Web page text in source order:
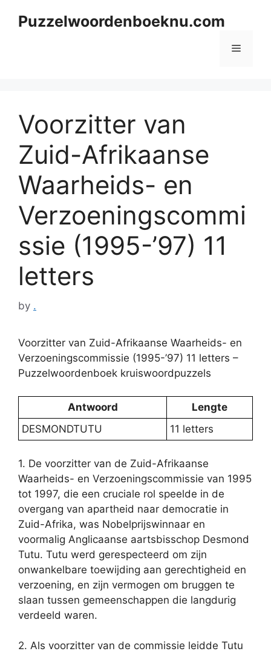
Puzzelwoordenboeknu.com
Menu
Voorzitter van
Zuid-Afrikaanse
Waarheids- en
Verzoeningscommi
ssie (1995-’97) 11
letters
by .
Voorzitter van Zuid-Afrikaanse Waarheids- en
Verzoeningscommissie (1995-’97) 11 letters –
Puzzelwoordenboek kruiswoordpuzzels
Antwoord
Lengte
DESMONDTUTU
11 letters
1. De voorzitter van de Zuid-Afrikaanse
Waarheids- en Verzoeningscommissie van 1995
tot 1997, die een cruciale rol speelde in de
overgang van apartheid naar democratie in
Zuid-Afrika, was Nobelprijswinnaar en
voormalig Anglicaanse aartsbisschop Desmond
Tutu. Tutu werd gerespecteerd om zijn
onwankelbare toewijding aan gerechtigheid en
verzoening, en zijn vermogen om bruggen te
slaan tussen gemeenschappen die langdurig
verdeeld waren.
2. Als voorzitter van de commissie leidde Tutu